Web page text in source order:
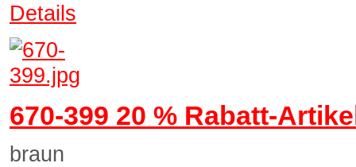
Details
670-399 20 % Rabatt-
braun